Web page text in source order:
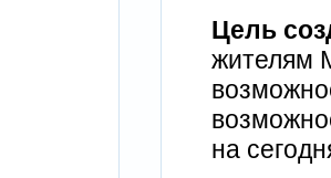
Цель
жителям
на